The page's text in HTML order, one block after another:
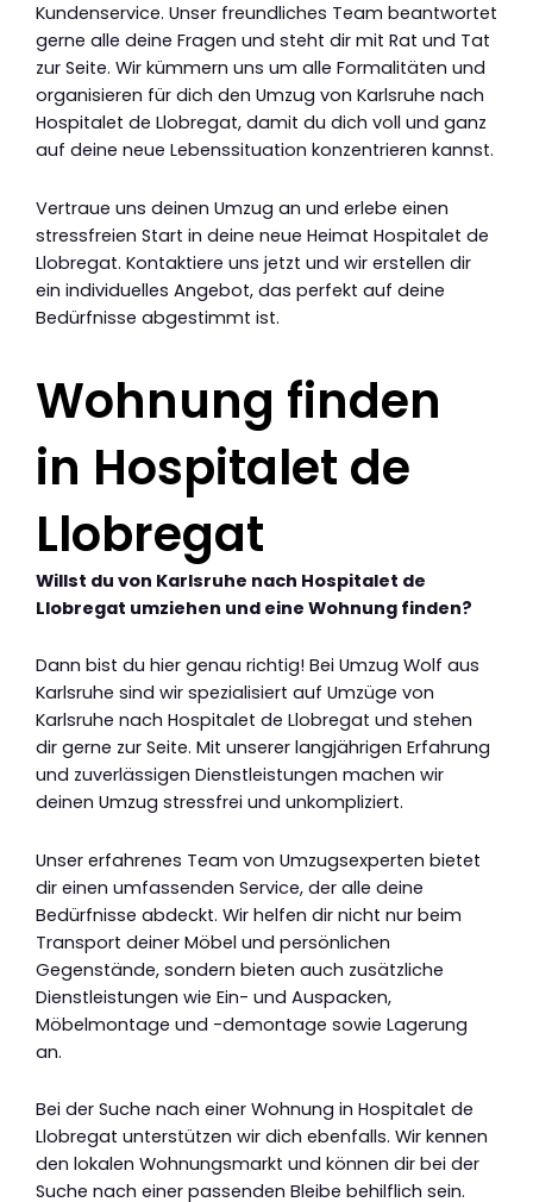
Kundenservice. Unser freundliches Team beantwortet
gerne alle deine Fragen und steht dir mit Rat und Tat
zur Seite. Wir kümmern uns um alle Formalitäten und
organisieren für dich den Umzug von Karlsruhe nach
Hospitalet de Llobregat, damit du dich voll und ganz
auf deine neue Lebenssituation konzentrieren kannst.
Vertraue uns deinen Umzug an und erlebe einen
stressfreien Start in deine neue Heimat Hospitalet de
Llobregat. Kontaktiere uns jetzt und wir erstellen dir
ein individuelles Angebot, das perfekt auf deine
Bedürfnisse abgestimmt ist.
Wohnung finden
in Hospitalet de
Llobregat
Willst du von Karlsruhe nach Hospitalet de
Llobregat umziehen und eine Wohnung finden?
Dann bist du hier genau richtig! Bei Umzug Wolf aus
Karlsruhe sind wir spezialisiert auf Umzüge von
Karlsruhe nach Hospitalet de Llobregat und stehen
dir gerne zur Seite. Mit unserer langjährigen Erfahrung
und zuverlässigen Dienstleistungen machen wir
deinen Umzug stressfrei und unkompliziert.
Unser erfahrenes Team von Umzugsexperten bietet
dir einen umfassenden Service, der alle deine
Bedürfnisse abdeckt. Wir helfen dir nicht nur beim
Transport deiner Möbel und persönlichen
Gegenstände, sondern bieten auch zusätzliche
Dienstleistungen wie Ein- und Auspacken,
Möbelmontage und -demontage sowie Lagerung
an.
Bei der Suche nach einer Wohnung in Hospitalet de
Llobregat unterstützen wir dich ebenfalls. Wir kennen
den lokalen Wohnungsmarkt und können dir bei der
Suche nach einer passenden Bleibe behilflich sein.